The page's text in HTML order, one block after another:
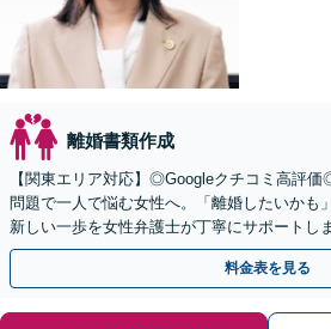
離婚書類作成
【関東エリア対応】◎Googleクチコミ高評
問題で一人で悩む女性へ。「離婚したいかも
新しい一歩を女性弁護士が丁寧にサポートし
ま連れOK】【新鎌ケ谷駅5分】
料金表を見る